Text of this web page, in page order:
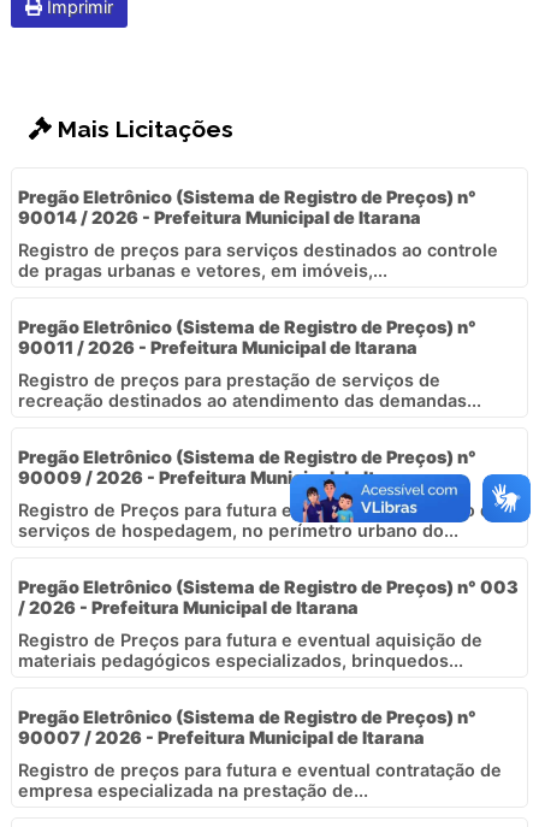
Imprimir
Mais Licitações
Pregão Eletrônico (Sistema de Registro de Preços) n°
90014 / 2026 - Prefeitura Municipal de Itarana
Registro de preços para serviços destinados ao controle
de pragas urbanas e vetores, em imóveis,...
Pregão Eletrônico (Sistema de Registro de Preços) n°
90011 / 2026 - Prefeitura Municipal de Itarana
Registro de preços para prestação de serviços de
recreação destinados ao atendimento das demandas...
Pregão Eletrônico (Sistema de Registro de Preços) n°
90009 / 2026 - Prefeitura Municipal de Itarana
Registro de Preços para futura e eventual contratação de
serviços de hospedagem, no perímetro urbano do...
Pregão Eletrônico (Sistema de Registro de Preços) n° 003
/ 2026 - Prefeitura Municipal de Itarana
Registro de Preços para futura e eventual aquisição de
materiais pedagógicos especializados, brinquedos...
Pregão Eletrônico (Sistema de Registro de Preços) n°
90007 / 2026 - Prefeitura Municipal de Itarana
Registro de preços para futura e eventual contratação de
empresa especializada na prestação de...